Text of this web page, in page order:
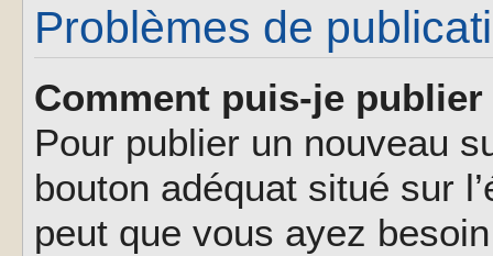
Problèmes de
Comment puis-je
Pour publier un nouveau
bouton adéquat situé sur
peut que vous ayez